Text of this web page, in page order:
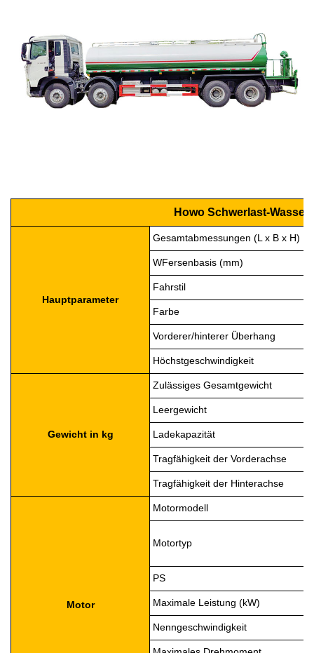
Howo Schwerlast-
Hauptparameter
Gesamtabmessungen (L x B x H)
WFersenbasis (mm)
Fahrstil
Farbe
Vorderer/hinterer Überhang
Höchstgeschwindigkeit
Gewicht in kg
Zulässiges Gesamtgewicht
Leergewicht
Ladekapazität
Tragfähigkeit der Vorderachse
Tragfähigkeit der Hinterachse
Motor
Motormodell
Motortyp
PS
Maximale Leistung (kW)
Nenngeschwindigkeit